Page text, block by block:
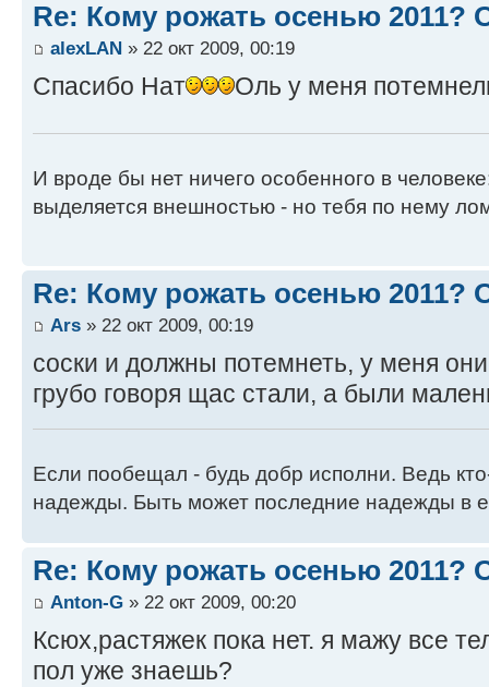
Re: Кому рожать осенью 2011?
alexLAN » 22 окт 2009, 00:19
Спасибо Нат Оль у меня
И вроде бы нет ничего особенного в
выделяется внешностью - но тебя по нему
Re: Кому рожать осенью 2011?
Ars » 22 окт 2009, 00:19
соски и должны потемнеть, у меня
грубо говоря щас стали, а были
Если пообещал - будь добр исполни. Ведь
надежды. Быть может последние надежды в
Re: Кому рожать осенью 2011?
Anton-G » 22 окт 2009, 00:20
Ксюх,растяжек пока нет. я мажу все
пол уже знаешь?